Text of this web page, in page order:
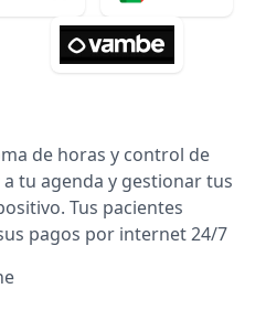
de horas y control de
tu agenda y gestionar tus
Tus pacientes
pagos por internet 24/7